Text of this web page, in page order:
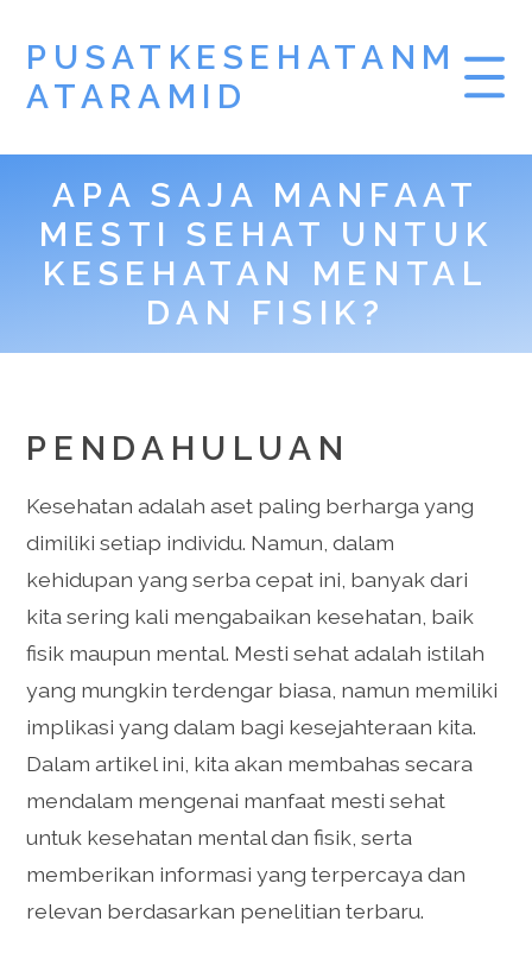
PUSATKESEHATANM
ATARAMID
APA SAJA MANFAAT
MESTI SEHAT UNTUK
KESEHATAN MENTAL
DAN FISIK?
PENDAHULUAN
Kesehatan adalah aset paling berharga yang
dimiliki setiap individu. Namun, dalam
kehidupan yang serba cepat ini, banyak dari
kita sering kali mengabaikan kesehatan, baik
fisik maupun mental. Mesti sehat adalah istilah
yang mungkin terdengar biasa, namun memiliki
implikasi yang dalam bagi kesejahteraan kita.
Dalam artikel ini, kita akan membahas secara
mendalam mengenai manfaat mesti sehat
untuk kesehatan mental dan fisik, serta
memberikan informasi yang terpercaya dan
relevan berdasarkan penelitian terbaru.